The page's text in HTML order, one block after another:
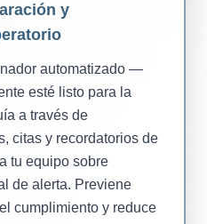
y
automatizado —
esté listo para la
a través de
citas y recordatorios de
tu equipo sobre
de alerta. Previene
cumplimiento y reduce